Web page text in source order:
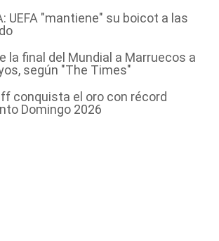
UEFA "mantiene" su boicot a las
la final del Mundial a Marruecos a
según "The Times"
conquista el oro con récord
Domingo 2026